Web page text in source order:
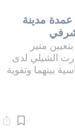
مدينة
منير
الشيلي لدى
بينهما وتقوية